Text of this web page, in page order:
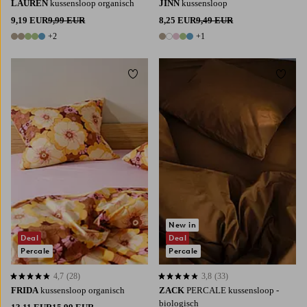
LAUREN kussensloop organisch
9,19 EUR9,99 EUR
7 kleuren
+2
JINN kussensloop
8,25 EUR9,49 EUR
6 kleuren
+1
FRIDA kussensloop organisch
4,7 op basis van 28 beoordelingen
4,7 (28)
Deal
Percale
Toevoegen aan favorieten
ZACK PERCALE kussensloop -
biologisch
3,8 op basis van 33 beoordelingen
3,8 (33)
New in
Deal
Percale